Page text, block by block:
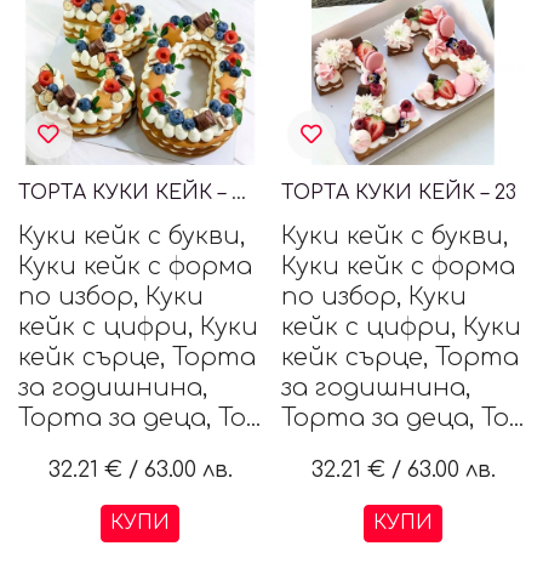
ТОРТА КУКИ КЕЙК – ЦИФРИ 30
Куки кейк с букви,
Куки кейк с форма
по избор, Куки
кейк с цифри, Куки
кейк сърце, Торта
за годишнина,
Торта за деца, То...
32.21 € / 63.00 лв.
КУПИ
ТОРТА КУКИ КЕЙК – 23
Куки кейк с букви,
Куки кейк с форма
по избор, Куки
кейк с цифри, Куки
кейк сърце, Торта
за годишнина,
Торта за деца, То...
32.21 € / 63.00 лв.
КУПИ